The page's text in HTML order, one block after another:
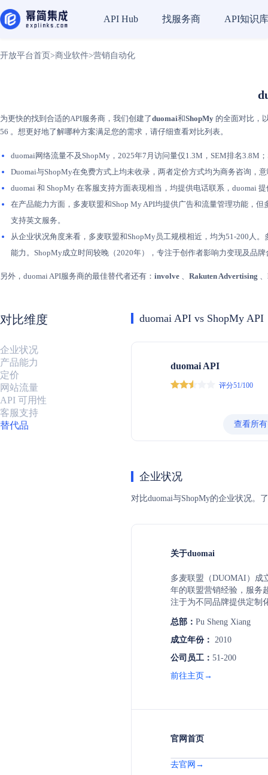
API Hub 找服务商 API知识库
开放平台首页 >商业软件>营销自动化
为更快的找到合适的API服务商，我们创建了duomai和ShopMy 的全面对比，
56 。想更好地了解哪种方案满足您的需求，请仔细查看对比列表。
duomai网络流量不及ShopMy，2025年7月访问量仅1.3M，SEM排名3.8M
Duomai与ShopMy在免费方式上均未收录，两者定价方式均为商务咨询，
duomai 和 ShopMy 在客服支持方面表现相当，均提供电话联系，duomai
在产品能力方面，多麦联盟和Shop My API均提供广告和流量管理功能，
支持英文服务。
从企业状况角度来看，多麦联盟和ShopMy员工规模相近，均为51-200人
能力。ShopMy成立时间较晚（2020年），专注于创作者影响力变现及品
另外，duomai API服务商的最佳替代者还有： involve 、 Rakuten Advertising 、
对比维度
企业状况
产品能力
定价
网站流量
API 可用性
客服支持
替代品
duomai API vs ShopMy API
duomai API
评分51/100
查看所
企业状况
对比duomai与ShopMy的企业状况
关于duomai
多麦联盟（DUOMAI）成
年的联盟营销经验，服务
注于为不同品牌提供定制
类。多麦联盟通过全球媒
作、先进的技术支持，助
总部： Pu Sheng Xiang
成立年份： 2010
公司员工： 51-200
前往主页→
官网首页
去官网→